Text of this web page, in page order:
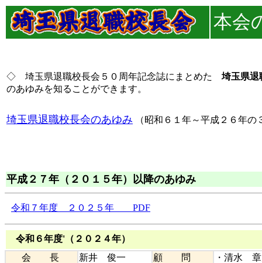
本会
◇ 埼玉県退職校長会５０周年記念誌にまとめた 埼玉県退
のあゆみを知ることができます。
埼玉県退職校長会のあゆみ （昭和６１年～平成２６年の
平成２７年（２０１５年）以降のあゆみ
令和７年度 ２０２５年 PDF
令和６年度'（２０２４年）
会 長
新井 俊一 顧 問 ・清水